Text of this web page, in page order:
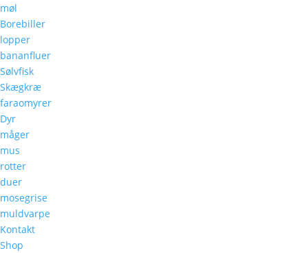
møl
Borebiller
lopper
bananfluer
Sølvfisk
Skægkræ
faraomyrer
Dyr
måger
mus
rotter
duer
mosegrise
muldvarpe
Kontakt
Shop